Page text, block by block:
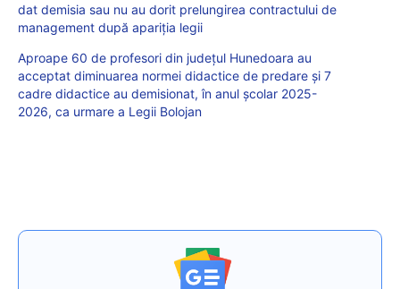
dat demisia sau nu au dorit prelungirea contractului de
management după apariţia legii
Aproape 60 de profesori din județul Hunedoara au
acceptat diminuarea normei didactice de predare și 7
cadre didactice au demisionat, în anul școlar 2025-
2026, ca urmare a Legii Bolojan